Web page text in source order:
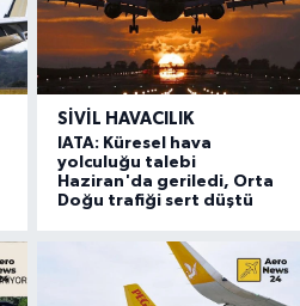
SIVIL HAVACILIK
IATA: Küresel hava
yolculuğu talebi
Haziran'da geriledi, Orta
Doğu trafiği sert düştü